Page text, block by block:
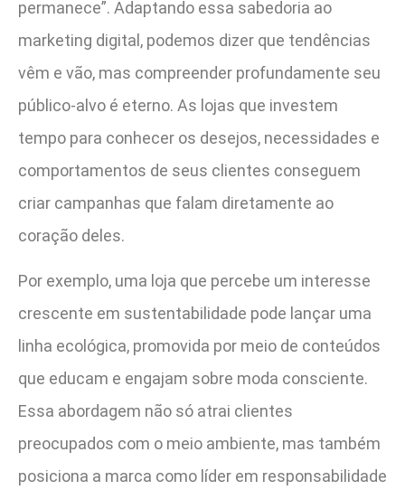
permanece”. Adaptando essa sabedoria ao
marketing digital, podemos dizer que tendências
vêm e vão, mas compreender profundamente seu
público-alvo é eterno. As lojas que investem
tempo para conhecer os desejos, necessidades e
comportamentos de seus clientes conseguem
criar campanhas que falam diretamente ao
coração deles.
Por exemplo, uma loja que percebe um interesse
crescente em sustentabilidade pode lançar uma
linha ecológica, promovida por meio de conteúdos
que educam e engajam sobre moda consciente.
Essa abordagem não só atrai clientes
preocupados com o meio ambiente, mas também
posiciona a marca como líder em responsabilidade